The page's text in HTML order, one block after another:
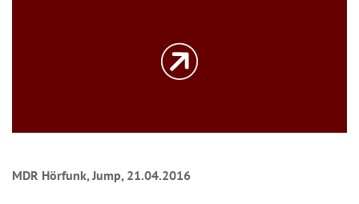
MDR Hörfunk, Jump, 21.04.2016